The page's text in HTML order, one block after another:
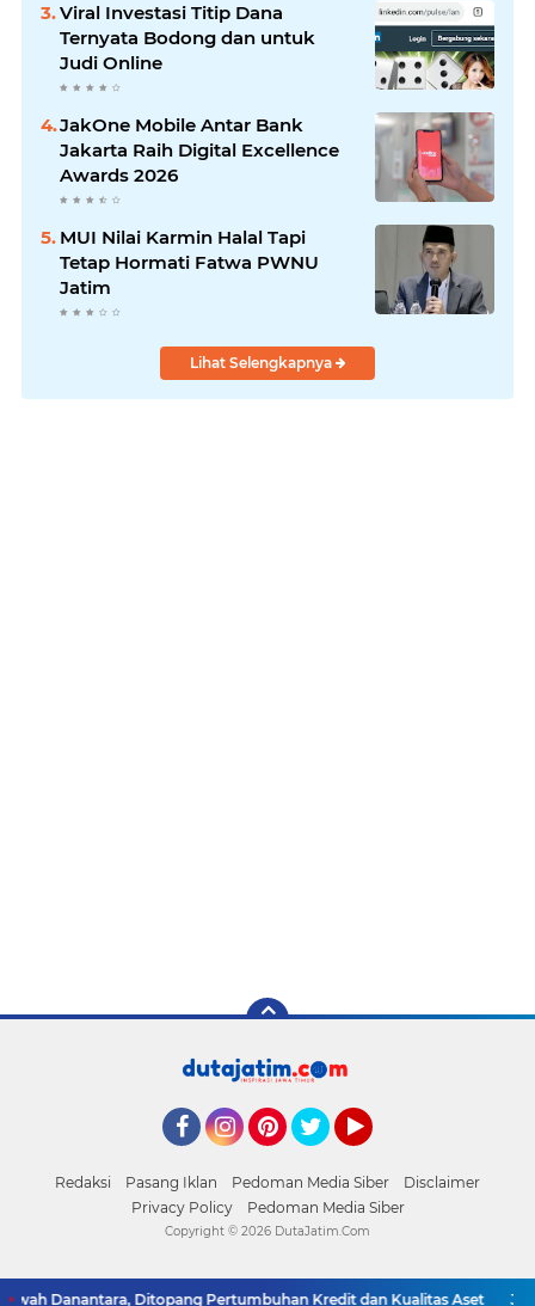
Viral Investasi Titip Dana
Ternyata Bodong dan untuk
Judi Online
JakOne Mobile Antar Bank
Jakarta Raih Digital Excellence
Awards 2026
MUI Nilai Karmin Halal Tapi
Tetap Hormati Fatwa PWNU
Jatim
Lihat Selengkapnya
Redaksi Pasang Iklan Pedoman Media Siber
Disclaimer
Privacy Policy
Pedoman Media Siber
Danantara, Ditopang Pertumbuhan Kredit dan Kualitas Aset
Copyright © 2026 DutaJatim.Com